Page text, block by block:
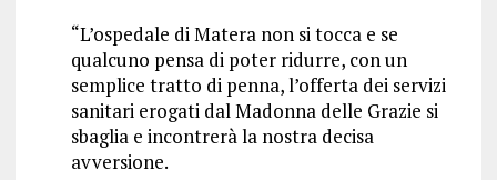
“L’ospedale di Matera non si tocca e se
qualcuno pensa di poter ridurre, con un
semplice tratto di penna, l’offerta dei servizi
sanitari erogati dal Madonna delle Grazie si
sbaglia e incontrerà la nostra decisa
avversione.